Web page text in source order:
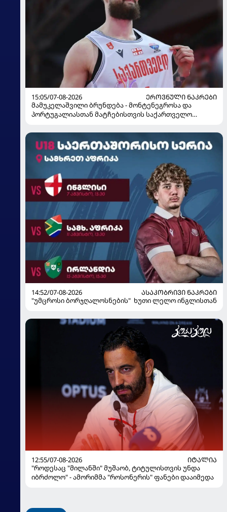
15:05/07-08-2026
ᲔᲠᲝᲕᲜᲣᲚᲘ ᲜᲐᲙᲠᲔᲑᲘ
მამუკელაშვილი ბრუნდება - მონტენეგროსა და
პორტუგალიასთან მატჩებისთვის საქართველო
14:52/07-08-2026
ᲐᲡᲐᲙᲝᲑᲠᲘᲕᲘ ᲜᲐᲙᲠᲔᲑᲘ
"უმცროსი ბორჯღალოსნების" ხუთი ლელო ინგლისთან
12:55/07-08-2026
ᲘᲢᲐᲚᲘᲐ
"როდესაც "მილანში" მუშაობ, ტიტულისთვის უნდა
იბრძოლო" - ამორიმმა "როსონერის" ფანები დააიმედა